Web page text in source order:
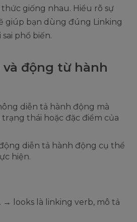
giống nhau. Hiểu rõ sự
giúp bạn dùng đúng Linking
phổ biến.
động từ hành
diễn tả hành động mà
thái hoặc đặc điểm của
diễn tả hành động cụ thể
hiện.
→ looks là linking verb, mô tả